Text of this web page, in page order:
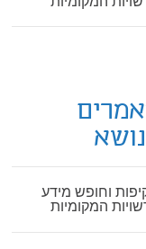
וחופש מידע
המקומיות